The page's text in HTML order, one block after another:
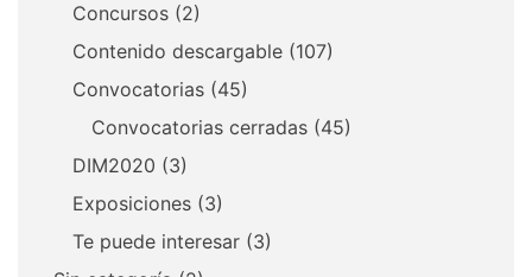
Concursos (2)
Contenido descargable (107)
Convocatorias (45)
Convocatorias cerradas (45)
DIM2020 (3)
Exposiciones (3)
Te puede interesar (3)